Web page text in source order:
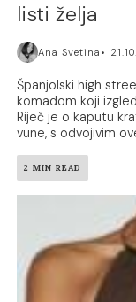
listi želja
Ana Svetina
Španjolski high
komadom koji
Riječ je o kaputu
vune, s odvojivim
2 MIN READ